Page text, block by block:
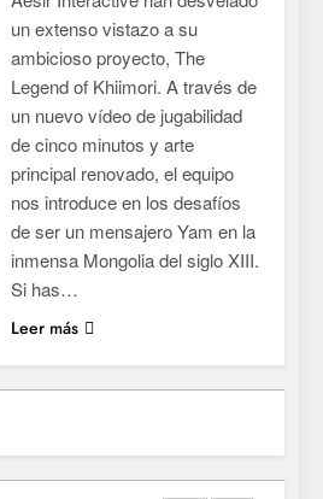
un extenso vistazo a su
ambicioso proyecto, The
Legend of Khiimori. A través de
un nuevo vídeo de jugabilidad
de cinco minutos y arte
principal renovado, el equipo
nos introduce en los desafíos
de ser un mensajero Yam en la
inmensa Mongolia del siglo XIII.
Si has…
Leer más
tendrá su primer CCG digital
para PC y móviles
NOTICIAS DE VIDEOJUEGOS
Onimusha: Way of the Sword
ya tiene fecha: Capcom
lanza demo gratuita y abre
reservas
NOTICIAS DE VIDEOJUEGOS
Moonlighter está gratis en
Steam por tiempo limitado y
Epic regala otros dos juegos
NOTICIAS DE VIDEOJUEGOS
Dungeon Lurker supera las